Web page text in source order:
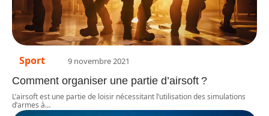
Sport 9 novembre 2021
Comment organiser une partie d’airsoft ?
L’airsoft est une partie de loisir nécessitant l’utilisation des simulations
d’armes à…